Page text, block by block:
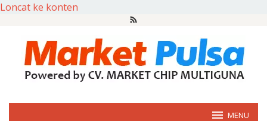
Loncat ke konten
MENU